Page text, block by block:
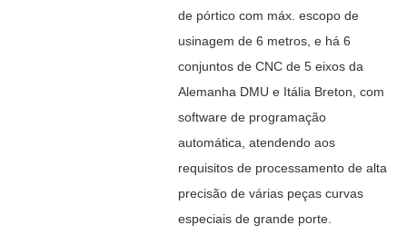
de pórtico com máx. escopo de
usinagem de 6 metros, e há 6
conjuntos de CNC de 5 eixos da
Alemanha DMU e Itália Breton, com
software de programação
automática, atendendo aos
requisitos de processamento de alta
precisão de várias peças curvas
especiais de grande porte.